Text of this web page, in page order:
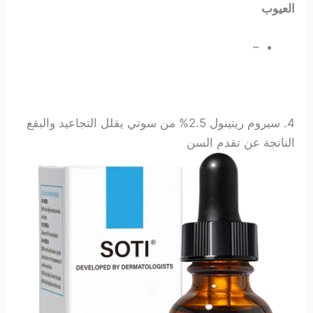
العيوب
–
4. سيروم ريتينول 2.5% من سوتي يقلل التجاعيد والبقع
الناتجة عن تقدم السن